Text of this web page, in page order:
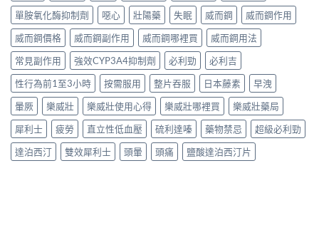
單胺氧化酶抑制劑
噁心 壯陽藥 失眠 威而鋼
威而鋼作用
威而鋼價格
威而鋼副作用 威而鋼哪裡買
威而鋼用法
常見副作用
強效CYP3A4抑制劑 必利勁
必利吉
性行為前1至3小時
按需服用 整片吞服 日本藤素
早洩
暈厥
樂威壯 樂威壯使用心得 樂威壯哪裡買
樂威壯藥局
犀利士
疲勞 直立性低血壓 硫利達嗪 藥物禁忌
超級必利勁
達泊西汀
雙效犀利士 頭暈 頭痛 鹽酸達泊西汀片